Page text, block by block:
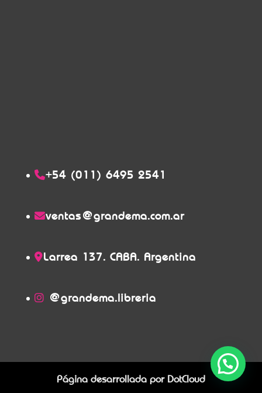
+54 (011) 6495 2541
ventas@grandema.com.ar
Larrea 137. CABA. Argentina
@grandema.libreria
Página desarrollada por DotCloud